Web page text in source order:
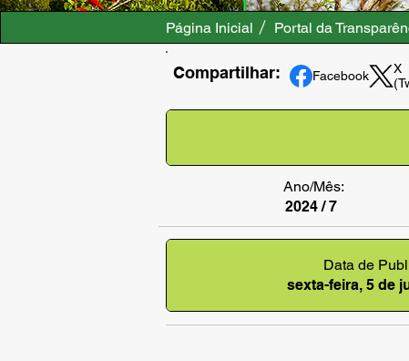
Página Inicial Portal da
Compartilhar: Facebook
X
Ano/Mês:
2024 / 7
Data de
sexta-feira, 5 de